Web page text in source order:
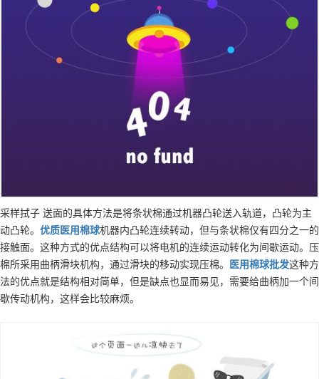
采样拭子 送面的具体方法是将条状棉通过机器凸轮送入轨道，凸轮为主
动凸轮。 优质 医用棉球机器内凸轮连续转动，但与条状棉仅有四分之一的
接触面。这种方式的优点结构可以将电机的连续运动转化为间歇运动。压
棉所采用曲柄滑块机构，通过滑块的移动实现压棉。
医用棉球批发这种方
法的优点就是结构相对简单，但是缺点也显而易见，需要给曲柄加一个间
歇传动机构，这样会比较麻烦。